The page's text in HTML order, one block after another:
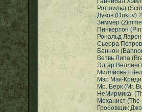
Ротшильд
Дуков (Dukov)
Зиммер
Пинкертон
Рональд
Сьерра
Беннон
Ветвь Липа
Эдгар
Миллисент
Мэр Мак-
Мр. Берк (Mr.
НеМирмика
Механист
Гробовщик